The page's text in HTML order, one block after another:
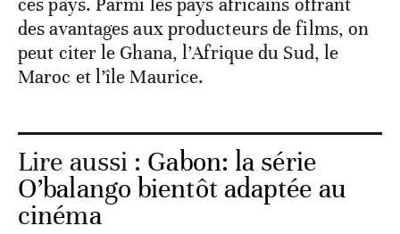
ces pays. Parmi les pays africains offrant
des avantages aux producteurs de films, on
peut citer le Ghana, l’Afrique du Sud, le
Maroc et l’île Maurice.
Lire aussi : Gabon: la série
O’balango bientôt adaptée au
cinéma